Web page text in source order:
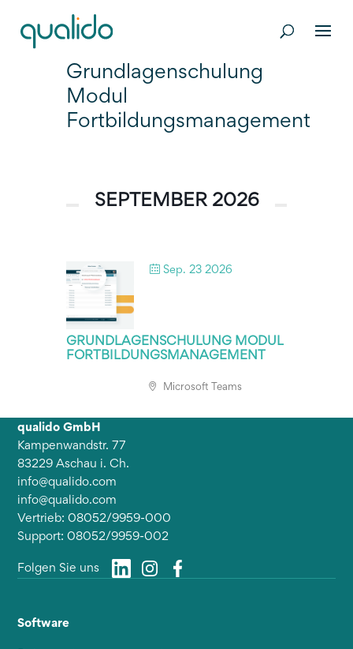
Grundlagenschulung
Modul
Fortbildungsmanagement
SEPTEMBER 2026
Sep. 23 2026
GRUNDLAGENSCHULUNG MODUL
FORTBILDUNGSMANAGEMENT
Microsoft Teams
qualido GmbH
Kampenwandstr. 77
83229 Aschau i. Ch.
info@qualido.com
info@qualido.com
Vertrieb: 08052/9959-000
Support: 08052/9959-002
Folgen Sie uns
Software